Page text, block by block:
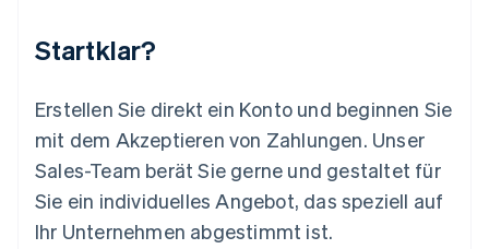
Startklar?
Erstellen Sie direkt ein Konto und beginnen Sie
mit dem Akzeptieren von Zahlungen. Unser
Sales-Team berät Sie gerne und gestaltet für
Sie ein individuelles Angebot, das speziell auf
Ihr Unternehmen abgestimmt ist.
Nederlands English
Norwegen
Österreich
Polen
English
Portugal
Português English
Rumänien